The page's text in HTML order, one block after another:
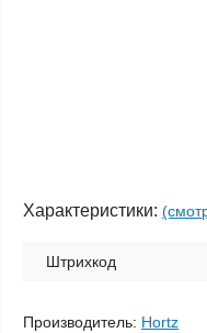
Характеристики:
Штрихкод
Производитель: Hortz